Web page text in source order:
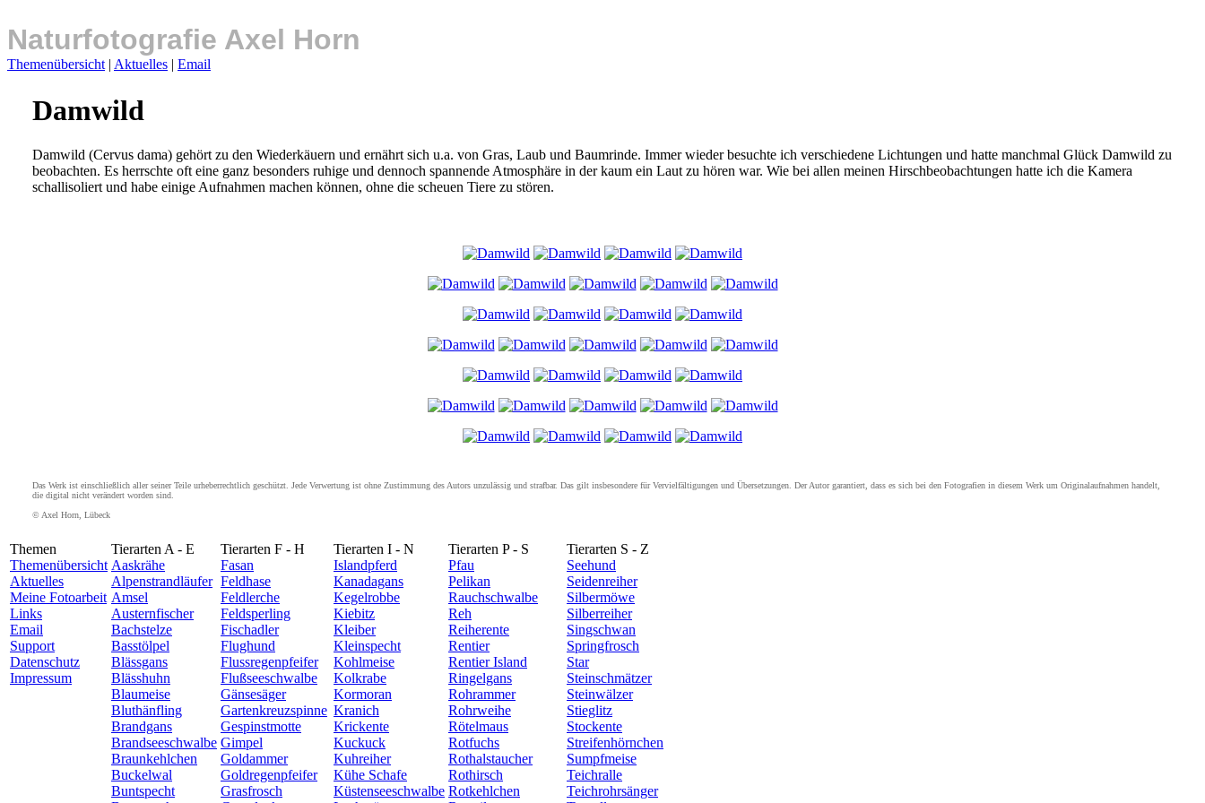
Naturfotografie Axel Horn
Themenübersicht | Aktuelles | Email
Damwild
Damwild (Cervus dama) gehört zu den Wiederkäuern und ernährt sich u.a. von Gras, Laub und Baumrinde. Immer wieder besuchte ich verschiedene Lichtungen und hatte manchmal Glück Damwild zu
beobachten. Es herrschte oft eine ganz besonders ruhige und dennoch spannende Atmosphäre in der kaum ein Laut zu hören war. Wie bei allen meinen Hirschbeobachtungen hatte ich die Kamera
schallisoliert und habe einige Aufnahmen machen können, ohne die scheuen Tiere zu stören.
Das Werk ist einschließlich aller seiner Teile urheberrechtlich geschützt. Jede Verwertung ist ohne Zustimmung des Autors unzulässig und strafbar. Das gilt insbesondere für Vervielfältigungen und Übersetzungen. Der Autor garantiert, dass es sich bei den Fotografien in diesem Werk um Originalaufnahmen handelt,
die digital nicht verändert worden sind.
© Axel Horn, Lübeck
Themen
Themenübersicht
Aktuelles
Meine Fotoarbeit
Links
Email
Support
Datenschutz
Impressum
Tierarten A - E
Aaskrähe
Alpenstrandläufer
Amsel
Austernfischer
Bachstelze
Basstölpel
Blässgans
Blässhuhn
Blaumeise
Bluthänfling
Brandgans
Brandseeschwalbe
Braunkehlchen
Buckelwal
Buntspecht
Tierarten F - H
Fasan
Feldhase
Feldlerche
Feldsperling
Fischadler
Flughund
Flussregenpfeifer
Flußseeschwalbe
Gänsesäger
Gartenkreuzspinne
Gespinstmotte
Gimpel
Goldammer
Goldregenpfeifer
Grasfrosch
Tierarten I - N
Islandpferd
Kanadagans
Kegelrobbe
Kiebitz
Kleiber
Kleinspecht
Kohlmeise
Kolkrabe
Kormoran
Kranich
Krickente
Kuckuck
Kuhreiher
Kühe Schafe
Küstenseeschwalbe
Tierarten P - S
Pfau
Pelikan
Rauchschwalbe
Reh
Reiherente
Rentier
Rentier Island
Ringelgans
Rohrammer
Rohrweihe
Rötelmaus
Rotfuchs
Rothalstaucher
Rothirsch
Rotkehlchen
Tierarten S - Z
Seehund
Seidenreiher
Silbermöwe
Silberreiher
Singschwan
Springfrosch
Star
Steinschmätzer
Steinwälzer
Stieglitz
Stockente
Streifenhörnchen
Sumpfmeise
Teichralle
Teichrohrsänger